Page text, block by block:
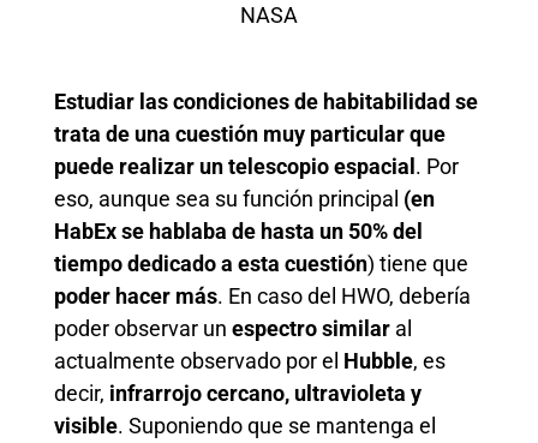
NASA
Estudiar las condiciones de habitabilidad se
trata de una cuestión muy particular que
puede realizar un telescopio espacial. Por
eso, aunque sea su función principal (en
HabEx se hablaba de hasta un 50% del
tiempo dedicado a esta cuestión) tiene que
poder hacer más. En caso del HWO, debería
poder observar un espectro similar al
actualmente observado por el Hubble, es
decir, infrarrojo cercano, ultravioleta y
visible. Suponiendo que se mantenga el